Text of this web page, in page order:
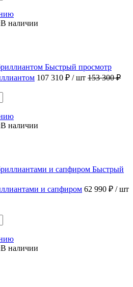
В наличии
Быстрый просмотр
107 310 ₽ / шт 153 300 ₽
В наличии
Быстрый
и сапфиром 62 990 ₽ / шт
В наличии